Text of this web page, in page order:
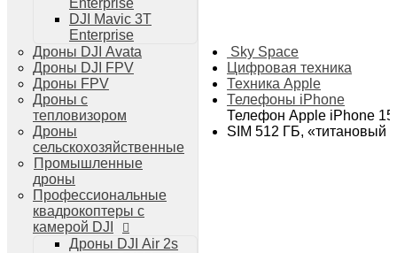
Дроны DJI Mini 4 Pro
Системы и комплексы РЭБ
РЭБ Капюшон
РЭБ Тетраэдр
РЭБ Ромашка
Подавители БПЛА
Детекторы БПЛА
Подавители дронов Гарпия
Комплектующие для дронов
Спутниковая связь
Зарядные устройства для дронов
Пульты для дронов
Пропеллеры для дронов
Кейсы для дронов
Enterprise
DJI Mavic 3T
Enterprise
Дроны DJI Avata
Дроны DJI FPV
Дроны FPV
Дроны с
тепловизором
Дроны
сельскохозяйственные
Промышленные
дроны
Профессиональные
квадрокоптеры с
камерой DJI
Дроны DJI Air 2s
Sky Space
Цифровая техника
Техника Apple
Телефоны iPhone
Телефон Apple iPhone 15
SIM 512 ГБ, «титановый